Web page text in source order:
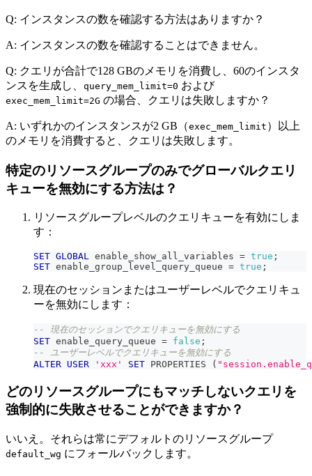
Q: インスタンスの数を確認する方法はありますか？
A: インスタンスの数を確認することはできません。
Q: クエリが合計で128 GBのメモリを消費し、60のインスタ
ンスを生成し、 query_mem_limit=0 および
exec_mem_limit=2G の場合、クエリは失敗しますか？
A: いずれかのインスタンスが2 GB（exec_mem_limit ）以上
のメモリを消費すると、クエリは失敗します。
特定のリソースグループのみでグローバルクエリ
キューを無効にする方法は？
リソースグループレベルのクエリキューを有効にしま
す：
SET GLOBAL enable_show_all_variables = true ;
SET enable_group_level_query_queue = true ;
現在のセッションまたはユーザーレベルでクエリキュ
ーを無効にします：
-- 現在のセッションでクエリキューを無効にする
SET enable_query_queue = false ;
-- ユーザーレベルでクエリキューを無効にする
ALTER USER 'xxx' SET PROPERTIES (
どのリソースグループにもマッチしないクエリを
強制的に失敗させることができますか？
いいえ。それらは常にデフォルトのリソースグループ
default_wg にフォールバックします。